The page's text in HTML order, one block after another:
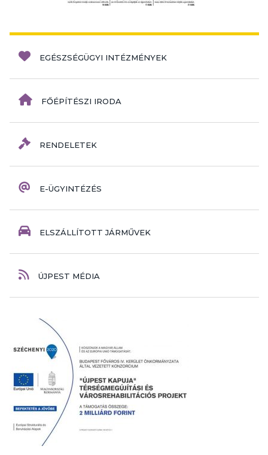
EGÉSZSÉGÜGYI INTÉZMÉNYEK
FŐÉPÍTÉSZI IRODA
RENDELETEK
E-ÜGYINTÉZÉS
ELSZÁLLÍTOTT JÁRMŰVEK
ÚJPEST MÉDIA